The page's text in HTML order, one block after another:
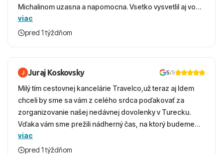
Michalinom uzasna a napomocna. Vsetko vysvetlil aj vo
vecernych hodinach zaco sa ospravedlnujem. Hotel
krasny, cisty. Sluzby top. Strava, prostredie, more,
viac
pred 1 týždňom
Juraj Koskovsky 5/5
Milý tím cestovnej kancelárie Travelco,už teraz aj Idem
chceli by sme sa vám z celého srdca poďakovať za
zorganizovanie našej nedávnej dovolenky v Turecku.
Vďaka vám sme prežili nádherný čas, na ktorý budeme
ešte dlho s úsmevom spomínať. ​Všetko prebehlo
absolútne hladko – od prvotného výberu zájazdu, cez
viac
pred 1 týždňom